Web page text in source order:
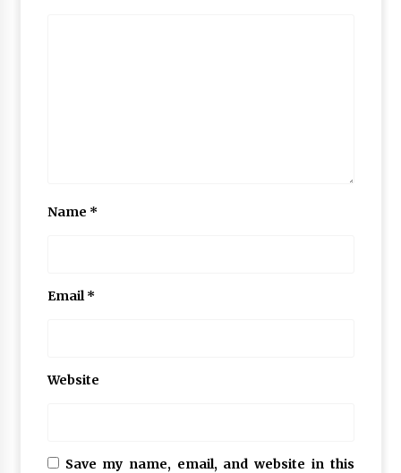
Name *
Email*
Website
Save my name, email, and website in this